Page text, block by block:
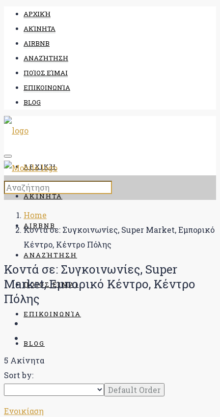
ΑΡΧΙΚΉ
ΑΚΊΝΗΤΑ
AIRBNB
ΑΝΑΖΉΤΗΣΗ
ΠΟΊΟΣ ΕΊΜΑΙ
ΕΠΙΚΟΙΝΩΝΊΑ
BLOG
ΑΡΧΙΚΉ
ΑΚΊΝΗΤΑ
AIRBNB
ΑΝΑΖΉΤΗΣΗ
ΠΟΊΟΣ ΕΊΜΑΙ
ΕΠΙΚΟΙΝΩΝΊΑ
BLOG
Home
Κοντά σε: Συγκοινωνίες, Super Market, Εμπορικό
Κέντρο, Κέντρο Πόλης
Κοντά σε: Συγκοινωνίες, Super
Market, Εμπορικό Κέντρο, Κέντρο
Πόλης
5 Ακίνητα
Sort by:
Default Order
Ενοικίαση